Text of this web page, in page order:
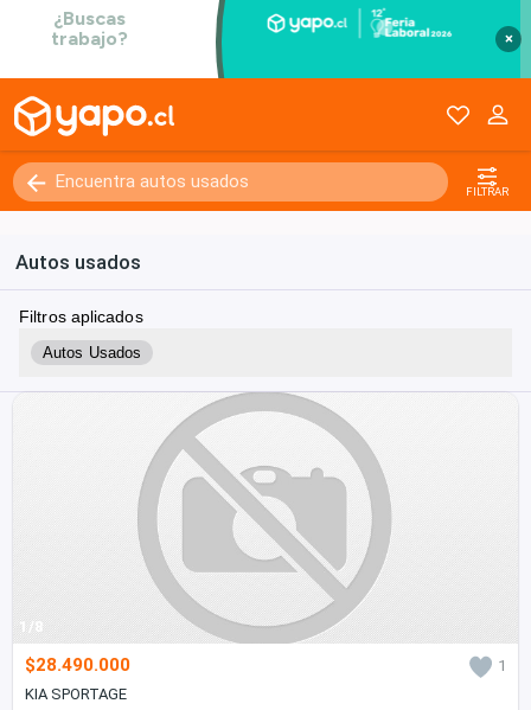
×
FILTRAR
Autos usados
Filtros aplicados
Autos Usados
1/8
$28.490.000
1
KIA SPORTAGE